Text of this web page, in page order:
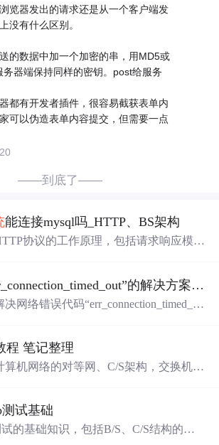
览器发出的请求还是从一个客户端发
没有什么区别。
的数据中加一个加密的串，用MD5或
务器端保持同样的密钥。post给服务
都有开发者插件，很容易截获表单内
可以伪造表单内容提交，但需要一点
——到底了——
能连接mysql吗_HTTP、BS架构
协议的工作原理，包括请求响应模
缺点，并与C/S架构进行了比较。文中通
现简单的Web框架，进一步解释了B/S
错误代码“err_connection_timed_out”的解决方案（某些网站不能登录，出现
网络错误代码“err_connection_timed_ou
程 笔记整理
算机网络的对等网、C/S架构，交换机的
输协议和FTP/Telnet。此外，运输层的原
协议，如TCP流量控制与拥塞控制，
测试基础
的基础知识，包括B/S、C/S结构的区